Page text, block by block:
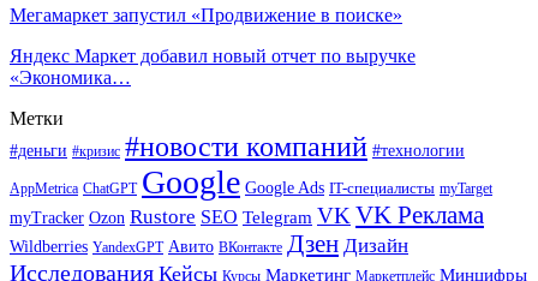
Мегамаркет запустил «Продвижение в поиске»
Яндекс Маркет добавил новый отчет по выручке
«Экономика…
Метки
#деньги #кризис #новости компаний #технологии
AppMetrica ChatGPT Google Google Ads IT-специалисты myTarget
myTracker Ozon Rustore SEO Telegram VK VK Реклама
Wildberries YandexGPT Авито ВКонтакте Дзен Дизайн
Исследования Кейсы Курсы Маркетинг Маркетплейс Минцифры